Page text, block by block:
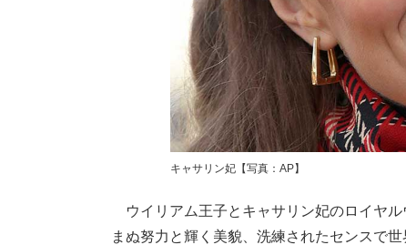
キャサリン妃【写真：AP】
ウイリアム王子とキャサリン妃のロイヤ
まぬ努力と輝く美貌、洗練されたセンスで